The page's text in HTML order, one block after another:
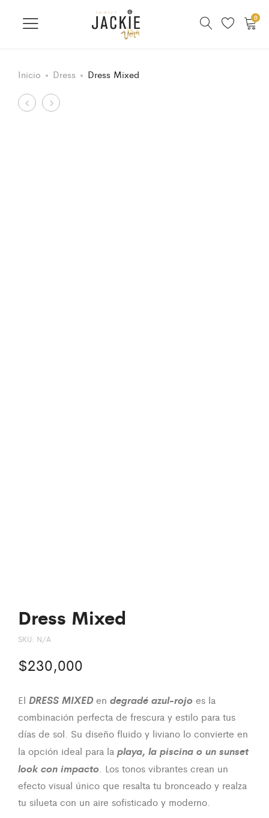
0
Inicio Dress Dress Mixed
Product
Dress
Set
Dress Mixed
SKU: N/A
$230,000
El DRESS MIXED en degradé azul-rojo es la
combinación perfecta de frescura y estilo para tus
días de sol. Su diseño fluido y liviano lo convierte en
la opción ideal para la playa, la piscina o un sunset
look con impacto. Los tonos vibrantes crean un
efecto visual único que resalta tu bronceado y realza
tu silueta con un aire sofisticado y moderno.